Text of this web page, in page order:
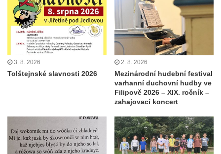
3. 8. 2026
Tolštejnské slavnosti 2026
2. 8. 2026
Mezinárodní hudební festival
varhanní duchovní hudby ve
Filipově 2026 – XIX. ročník –
zahajovací koncert